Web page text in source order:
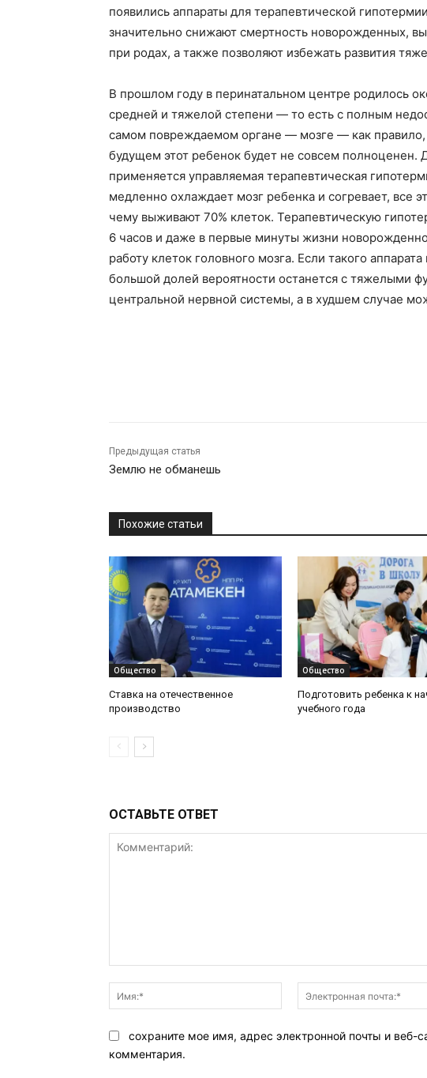
появились аппараты для терапевтической
значительно снижают смертность новорожденных,
при родах, а также позволяют избежать развития
В прошлом году в перинатальном центре родилось
средней и тяжелой степени — то есть с полным
самом повреждаемом органе — мозге — как правило,
будущем этот ребенок будет не совсем полноценен.
применяется управляемая терапевтическая
медленно охлаждает мозг ребенка и согревает, все
чему выживают 70% клеток. Терапевтическую
6 часов и даже в первые минуты жизни
работу клеток головного мозга. Если такого
большой долей вероятности останется с тяжелыми
центральной нервной системы, а в худшем случае
Предыдущая статья
Землю не обманешь
Похожие статьи
Общество
Ставка на отечественное
производство
Общество
Подготовить ребенка к
учебного года
ОСТАВЬТЕ ОТВЕТ
Имя:*
сохраните мое имя, адрес электронной почты и веб-
комментария.